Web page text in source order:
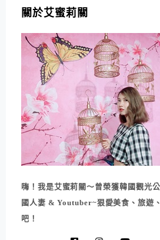
關於艾蜜莉關
嗨！我是艾蜜莉關～曾榮獲韓國觀光
國人妻 & Youtuber~狠愛美食、旅遊
吧！